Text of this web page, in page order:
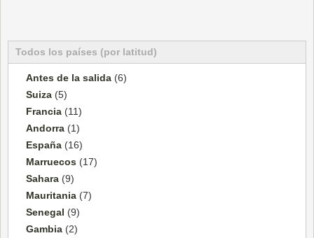
Todos los países (por latitud)
Antes de la salida (6)
Suiza (5)
Francia (11)
Andorra (1)
España (16)
Marruecos (17)
Sahara (9)
Mauritania (7)
Senegal (9)
Gambia (2)